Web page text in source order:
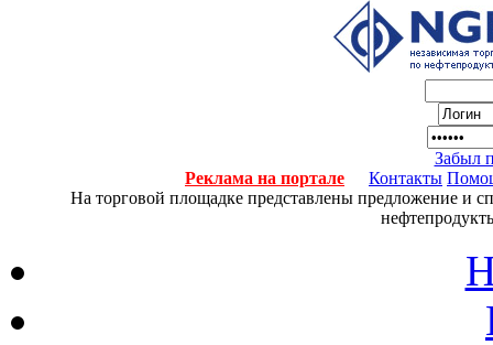
Забыл
Реклама на портале
Контакты
На торговой площадке представлены предложение и